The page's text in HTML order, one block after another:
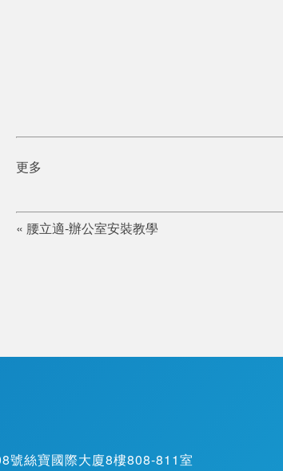
更多
« 腰立適-辦公室安裝教學
號絲寶國際大廈8樓808-811室